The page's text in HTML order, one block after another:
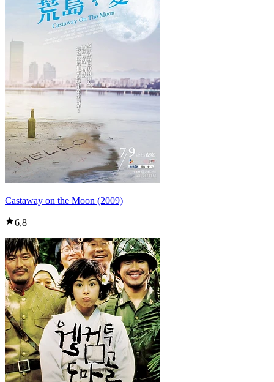
Castaway on the Moon (2009)
6,8